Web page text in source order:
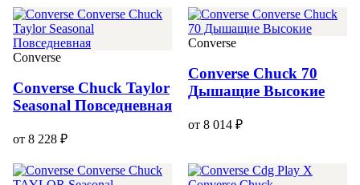
Converse
Converse Chuck Taylor
Seasonal Повседневная
от 8 228 ₽
Converse
Converse Chuck 70
Дышащие Высокие
от 8 014 ₽